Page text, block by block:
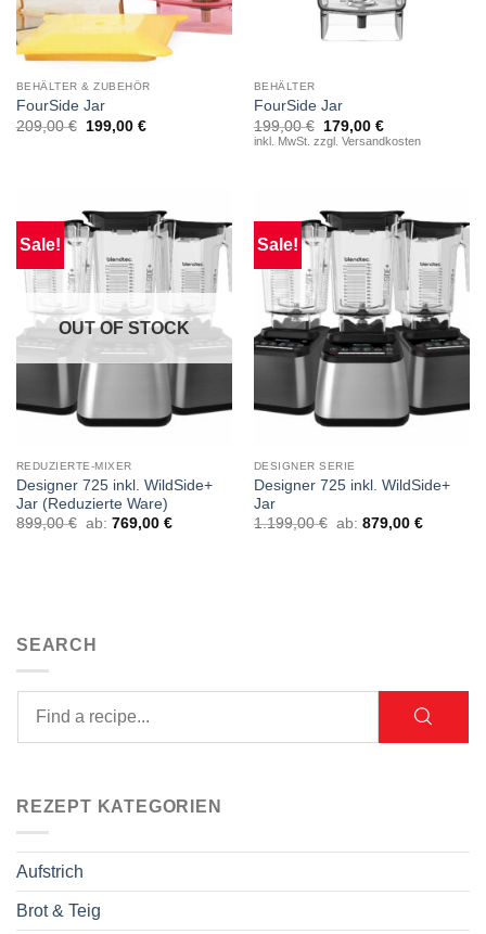
BEHÄLTER & ZUBEHÖR
FourSide Jar
209,00€ 199,00 €
BEHÄLTER
FourSide Jar
199,00€
Original
price
179,00 €Current
price
inkl. MwSt. zzgl. Versandkosten
Sale!
OUT OF STOCK
REDUZIERTE-MIXER
Designer 725 inkl. WildSide+
Jar (Reduzierte Ware)
899,00€ ab: 769,00 €
Sale!
DESIGNER SERIE
Designer 725 inkl. WildSide+
Jar
1.199,00€ ab: 879,00 €
SEARCH
REZEPT KATEGORIEN
Aufstrich
Brot & Teig